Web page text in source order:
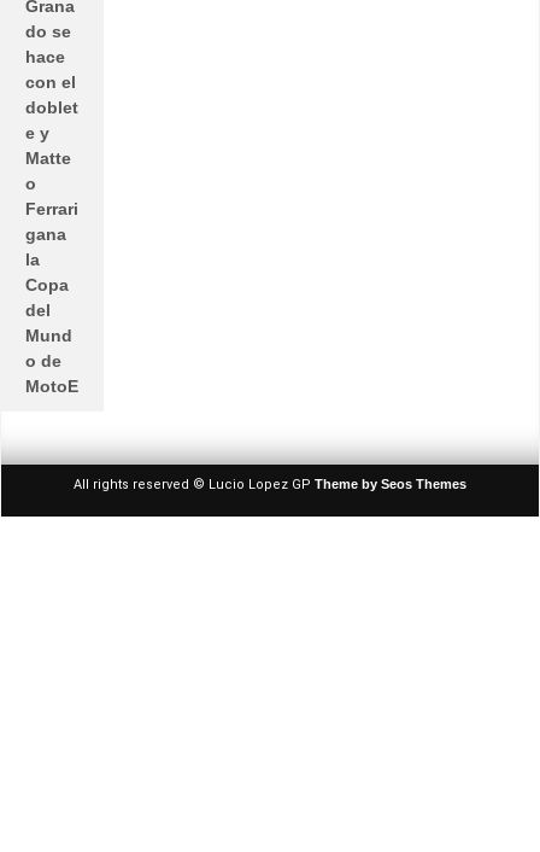
Grana
do se
hace
con el
doblet
e y
Matte
o
Ferrari
gana
la
Copa
del
Mund
o de
MotoE
All rights reserved © Lucio Lopez GP Theme by Seos Themes